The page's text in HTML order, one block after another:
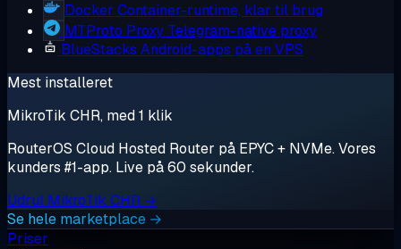
Docker Container-runtime, klar til brug
MTProto Proxy Telegram-native proxy
BlueStacks Android-apps på en VPS
Mest installeret
MikroTik CHR, med 1 klik
RouterOS Cloud Hosted Router på EPYC + NVMe. Vores
kunders #1-app. Live på 60 sekunder.
Udrul MikroTik CHR →
Se hele marketplace →
Priser